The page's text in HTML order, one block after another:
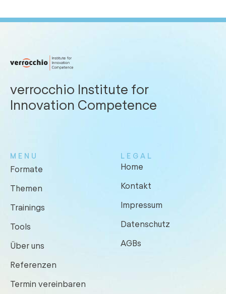
verrocchio Institute for
Innovation Competence
MENU
Formate
Themen
Trainings
Tools
Über uns
Referenzen
Termin vereinbaren
LEGAL
Home
Kontakt
Impressum
Datenschutz
AGBs